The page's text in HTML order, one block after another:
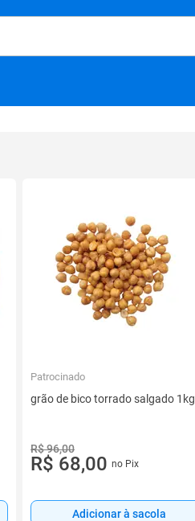
Patrocinado
grão de bico torrado salgado 1kg
R$ 96,00
R$ 68,00 no Pix
Adicionar à sacola